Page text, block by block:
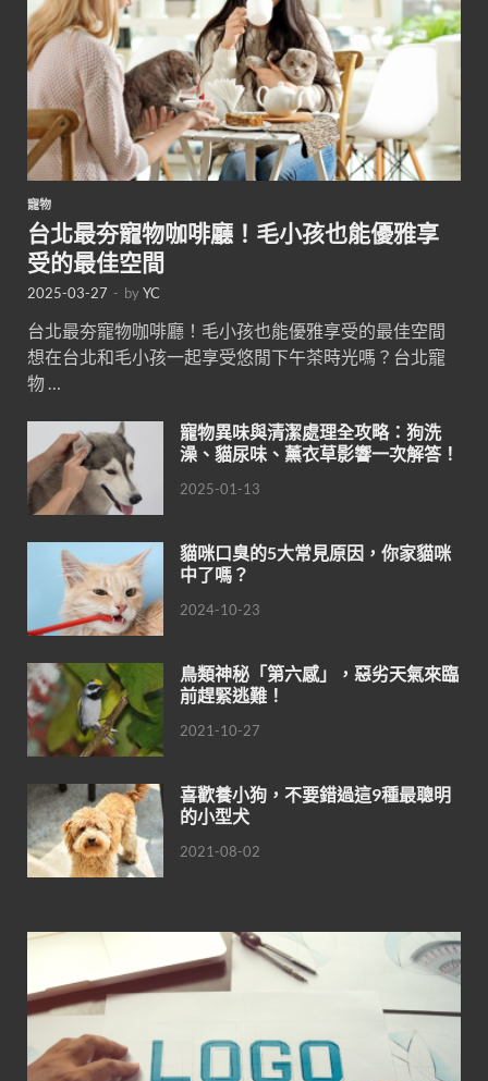
寵物
台北最夯寵物咖啡廳！毛小孩也能優雅享
受的最佳空間
2025-03-27 - byYC
台北最夯寵物咖啡廳！毛小孩也能優雅享受的最佳空間
想在台北和毛小孩一起享受悠閒下午茶時光嗎？台北寵
物 …
寵物異味與清潔處理全攻略：狗洗
澡、貓尿味、薰衣草影響一次解答！
2025-01-13
貓咪口臭的5大常見原因，你家貓咪
中了嗎？
2024-10-23
鳥類神秘「第六感」，惡劣天氣來臨
前趕緊逃難！
2021-10-27
喜歡養小狗，不要錯過這9種最聰明
的小型犬
2021-08-02